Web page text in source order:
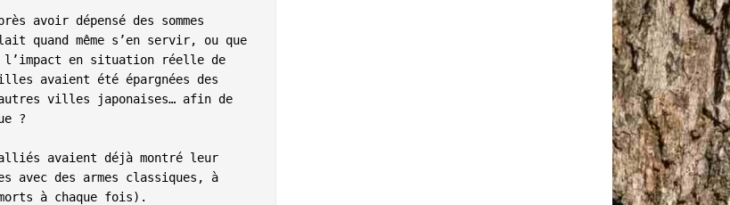
avoir dépensé des sommes
quand même s’en servir, ou que
l’impact en situation réelle de
avaient été épargnées des
autres villes japonaises… afin de
?
avaient déjà montré leur
des armes classiques, à
à chaque fois).